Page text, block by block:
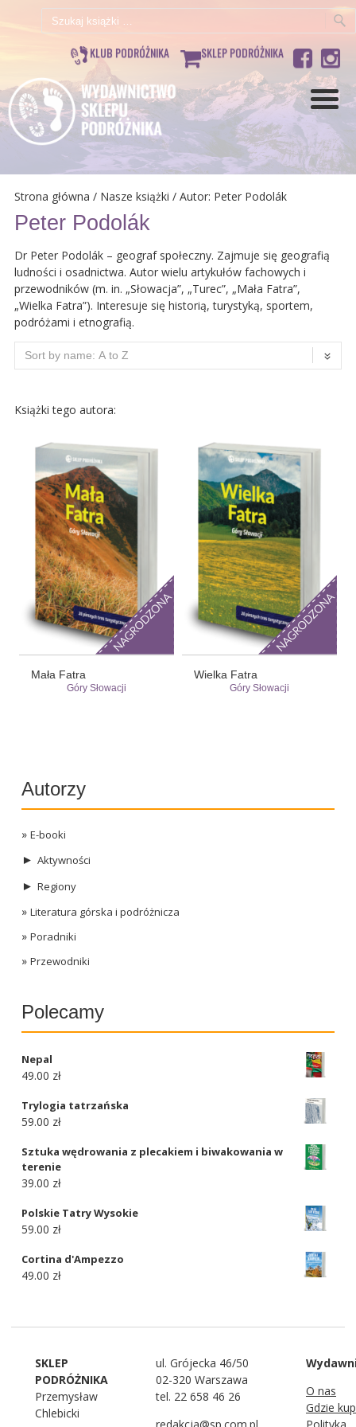
Szukaj:
KLUB PODRÓŻNIKA SKLEP PODRÓŻNIKA
Strona główna / Nasze książki / Autor: Peter Podolák
Peter Podolák
Dr Peter Podolák – geograf społeczny. Zajmuje się geografią
ludności i osadnictwa. Autor wielu artykułów fachowych i
przewodników (m. in. „Słowacja”, „Turec”, „Mała Fatra”,
„Wielka Fatra”). Interesuje się historią, turystyką, sportem,
podróżami i etnografią.
Książki tego autora:
Mała Fatra
Góry Słowacji
Wielka Fatra
Góry Słowacji
Autorzy
E-booki
► Aktywności
► Regiony
Literatura górska i podróżnicza
Poradniki
Przewodniki
Polecamy
Nepal
49.00 zł
Trylogia tatrzańska
59.00 zł
Sztuka wędrowania z plecakiem i biwakowania w
terenie
39.00 zł
Polskie Tatry Wysokie
59.00 zł
Cortina d'Ampezzo
49.00 zł
SKLEP
PODRÓŻNIKA
Przemysław
Chlebicki
ul. Grójecka 46/50
02-320 Warszawa
tel. 22 658 46 26
O nas
Gdzie